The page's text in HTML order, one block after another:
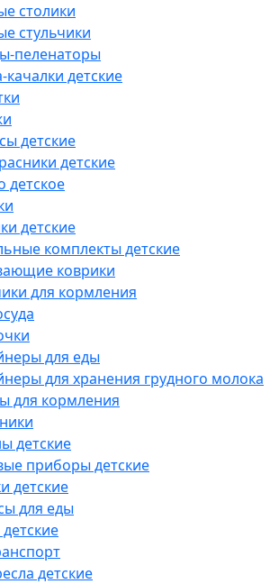
столики
стульчики
пеленаторы
качалки детские
детские
детские
детское
детские
комплекты детские
коврики
для кормления
для еды
для хранения грудного молока
для кормления
детские
приборы детские
детские
для еды
детские